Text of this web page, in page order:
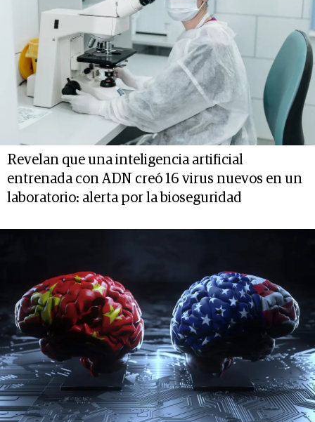
Revelan que una inteligencia artificial
entrenada con ADN creó 16 virus nuevos en un
laboratorio: alerta por la bioseguridad